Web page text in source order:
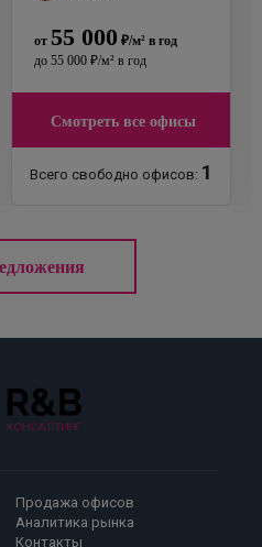
от 55 000 ₽/м² в год
до 55 000 ₽/м² в год
Смотреть все офисы
Всего свободно офисов: 1
Продажа офисов
Аналитика рынка
Контакты